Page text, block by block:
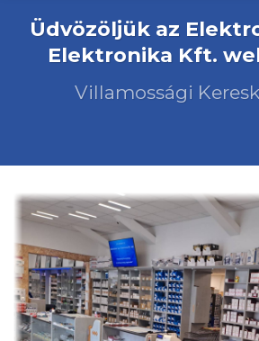
Üdvözöljük az
Elektronika Kft.
Villamossági